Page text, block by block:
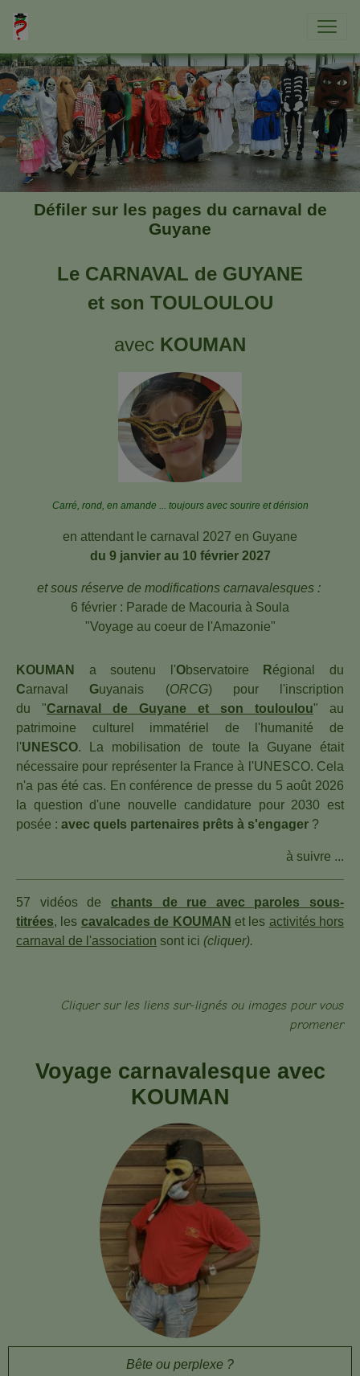
Défiler sur les pages du carnaval de
Guyane
Le CARNAVAL de GUYANE
et son TOULOULOU
avec KOUMAN
Carré, rond, en amande ... toujours avec sourire et dérision
en attendant le carnaval 2027 en Guyane
du 9 janvier au 10 février 2027
et sous réserve de modifications carnavalesques :
6 février : Parade de Macouria à Soula
"Voyage au coeur de l'Amazonie"
KOUMAN a soutenu l'Observatoire Régional du
CarnavalGuyanais (ORCG) pour l'inscription
du "Carnaval de Guyane et son touloulou" au
patrimoine culturel immatériel de l'humanité de
l'UNESCO.
La mobilisation de toute la Guyane était
nécessaire pour représenter la France à l'UNESCO. Cela
n'a pas été cas. En conférence de presse du 5 août 2026
la question d'une nouvelle candidature pour 2030est
posée : avec quels partenaires prêts à s'engager ?
à suivre ...
57 vidéos de chants de rue avec paroles sous-
titrées, les cavalcades de KOUMAN et les activités hors
carnaval de l'association sont ici (cliquer).
Cliquer sur les liens sur-lignés ou images pour vous
promener
Voyage carnavalesque avec
KOUMAN
Bête ou perplexe ?